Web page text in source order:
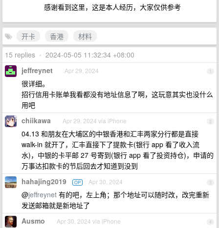
感谢看到这里，这是本人经历，大家仅供参考
开卡 香港
材料
15 replies • 2024-05-05 11:32:34 +08:00
1
jeffreynet Apr 29, 2024
很详细。
招行信用卡账单我看都没有地址信息了啊，这玩意其实也没什么
用吧
2
chiikawa Apr 29, 2024 via iPhone
04.13 和朋友在大埔区的中银香港和汇丰两家分行都是直接
walk-in 就开了，汇丰直接下了提款卡(银行 app 看了收入流
水)，中银的卡平邮 27 号寄到(银行 app 看了投资持仓)，申请的
万事达扣款卡的节后回去才知道到没到
3
hahajing2019 OP Apr 30, 2024
@jeffreynet 有的吧，左上角；那个地址可以随时改，改完重新
发送邮箱就是新地址了
4
Ausmo Apr 30, 2024 via iPhone